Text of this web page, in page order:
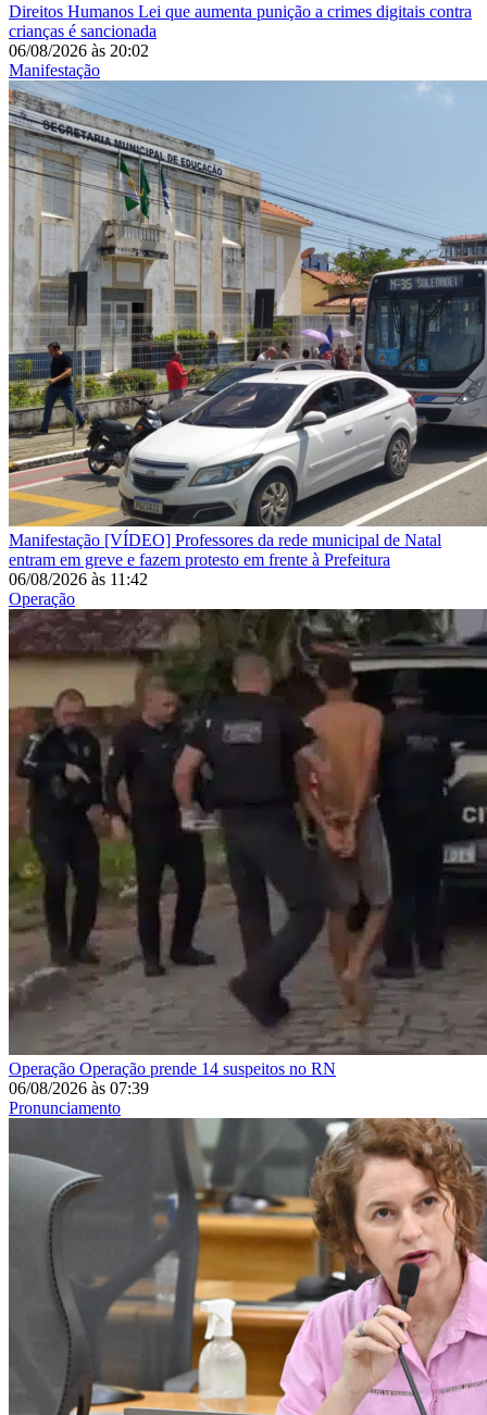
Direitos Humanos Lei que aumenta punição a crimes digitais contra
crianças é sancionada
06/08/2026 às 20:02
Manifestação
Manifestação [VÍDEO] Professores da rede municipal de Natal
entram em greve e fazem protesto em frente à Prefeitura
06/08/2026 às 11:42
Operação
Operação Operação prende 14 suspeitos no RN
06/08/2026 às 07:39
Pronunciamento